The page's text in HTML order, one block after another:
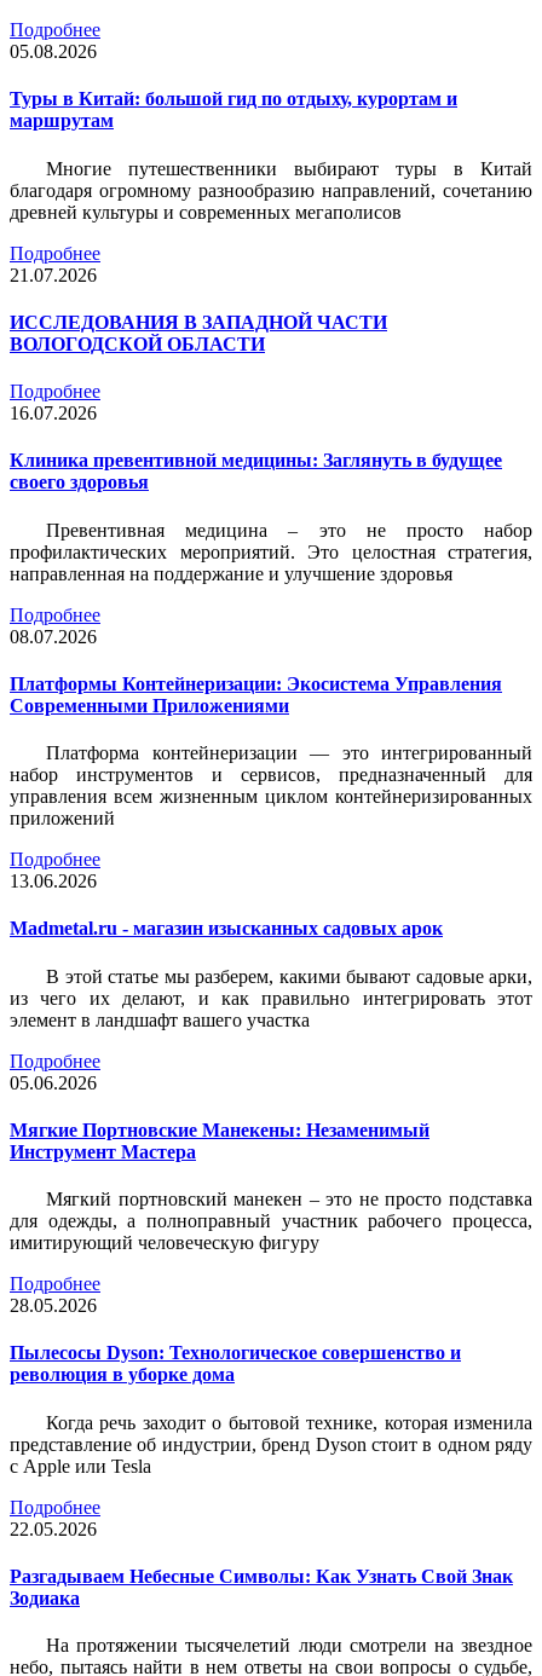
Подробнее
05.08.2026
Туры в Китай: большой гид по отдыху, курортам и
маршрутам
Многие путешественники выбирают туры в Китай
благодаря огромному разнообразию направлений, сочетанию
древней культуры и современных мегаполисов
Подробнее
21.07.2026
ИССЛЕДОВАНИЯ В ЗАПАДНОЙ ЧАСТИ
ВОЛОГОДСКОЙ ОБЛАСТИ
Подробнее
16.07.2026
Клиника превентивной медицины: Заглянуть в будущее
своего здоровья
Превентивная медицина – это не просто набор
профилактических мероприятий. Это целостная стратегия,
направленная на поддержание и улучшение здоровья
Подробнее
08.07.2026
Платформы Контейнеризации: Экосистема Управления
Современными Приложениями
Платформа контейнеризации — это интегрированный
набор инструментов и сервисов, предназначенный для
управления всем жизненным циклом контейнеризированных
приложений
Подробнее
13.06.2026
Madmetal.ru - магазин изысканных садовых арок
В этой статье мы разберем, какими бывают садовые арки,
из чего их делают, и как правильно интегрировать этот
элемент в ландшафт вашего участка
Подробнее
05.06.2026
Мягкие Портновские Манекены: Незаменимый
Инструмент Мастера
Мягкий портновский манекен – это не просто подставка
для одежды, а полноправный участник рабочего процесса,
имитирующий человеческую фигуру
Подробнее
28.05.2026
Пылесосы Dyson: Технологическое совершенство и
революция в уборке дома
Когда речь заходит о бытовой технике, которая изменила
представление об индустрии, бренд Dyson стоит в одном ряду
с Apple или Tesla
Подробнее
22.05.2026
Разгадываем Небесные Символы: Как Узнать Свой Знак
Зодиака
На протяжении тысячелетий люди смотрели на звездное
небо, пытаясь найти в нем ответы на свои вопросы о судьбе,